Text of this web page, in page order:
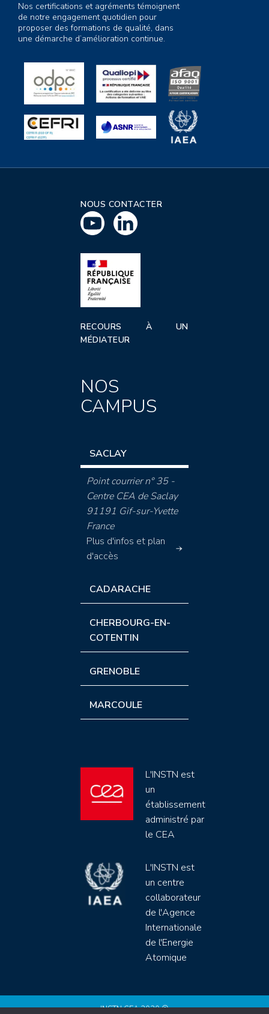
Nos certifications et agréments témoignent
de notre engagement quotidien pour
proposer des formations de qualité, dans
une démarche d’amélioration continue.
NOUS CONTACTER
RECOURS À UN
MÉDIATEUR
NOS
CAMPUS
SACLAY
Point courrier n° 35 -
Centre CEA de Saclay
91191 Gif-sur-Yvette
France
Plus d'infos et plan
d'accès
CADARACHE
CHERBOURG-EN-
COTENTIN
GRENOBLE
MARCOULE
L'INSTN est
un
établissement
administré par
le CEA
L'INSTN est
un centre
collaborateur
de l'Agence
Internationale
de l'Energie
Atomique
INSTN CEA 2020 ©